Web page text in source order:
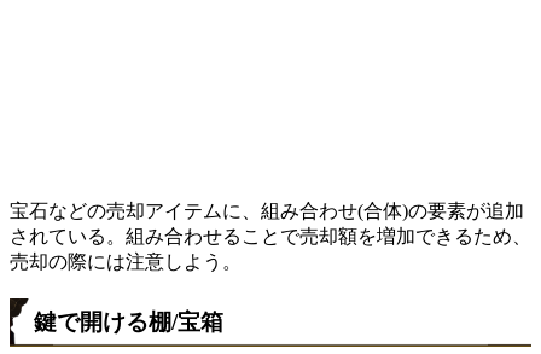
宝石などの売却アイテムに、組み合わせ(合体)の要素が追加
されている。組み合わせることで売却額を増加できるため、
売却の際には注意しよう。
鍵で開ける棚/宝箱